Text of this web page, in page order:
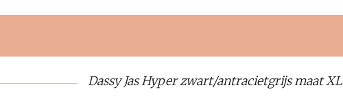
Dassy Jas Hyper zwart/antracietgrijs maat XL